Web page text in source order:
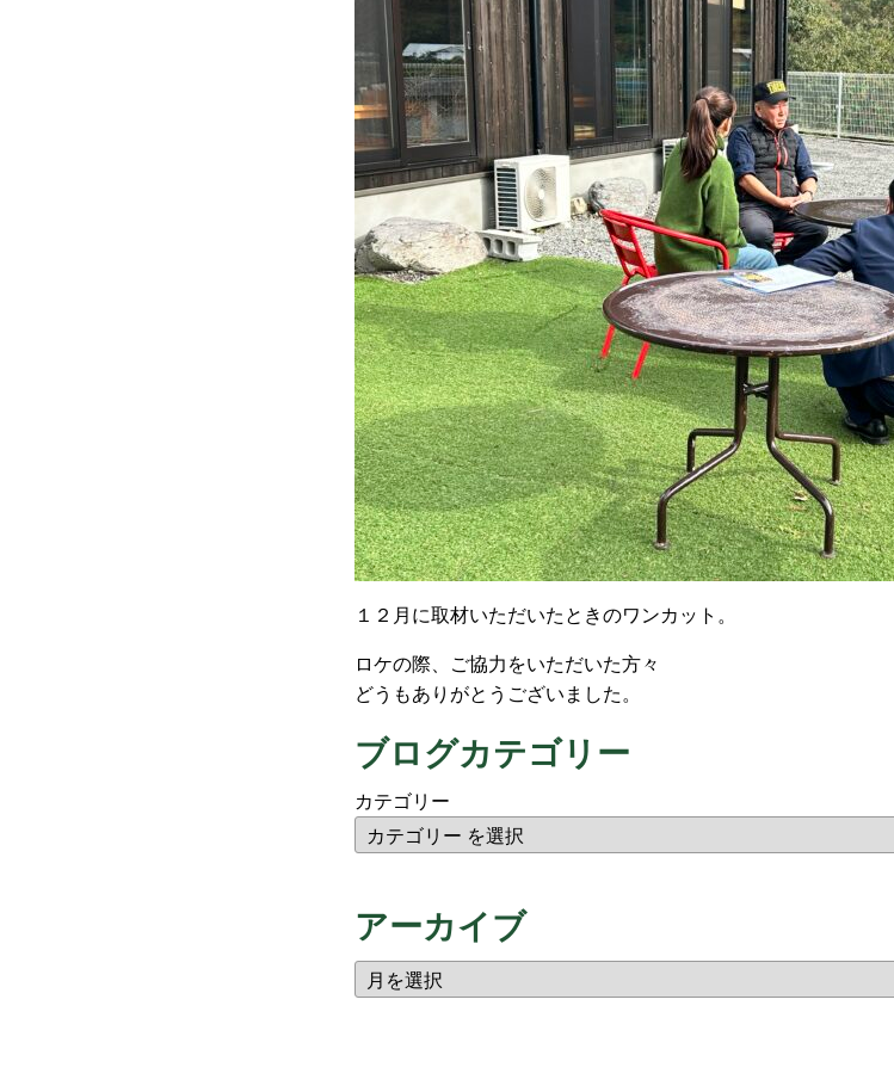
１２月に取材いただいたときのワンカット。
ロケの際、ご協力をいただいた方々
どうもありがとうございました。
ブログカテゴリー
カテゴリー
アーカイブ